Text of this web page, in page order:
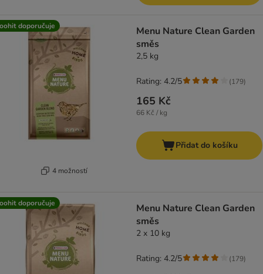
doporučuje
4 možností
Menu Nature Clean Garden
směs
2,5 kg
165 Kč
66 Kč / kg
Rating: 4.2/5 (179)
Přidat do košíku
doporučuje
Menu Nature Clean Garden
směs
2 x 10 kg
Rating: 4.2/5 (179)